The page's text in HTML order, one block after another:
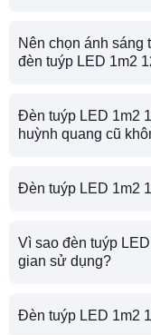
Nên chọn ánh sáng
đèn tuýp LED 1m2
Đèn tuýp LED 1m2
huỳnh quang cũ
Đèn tuýp LED 1m2
Vì sao đèn tuýp
gian sử dụng?
Đèn tuýp LED 1m2